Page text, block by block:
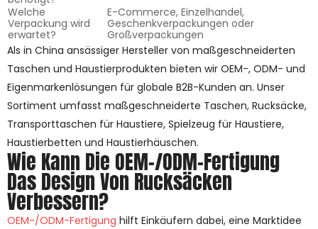
Welche
Verpackung wird
erwartet?
E-Commerce, Einzelhandel,
Geschenkverpackungen oder
Großverpackungen
Als in China ansässiger Hersteller von maßgeschneiderten
Taschen und Haustierprodukten bieten wir OEM-, ODM- und
Eigenmarkenlösungen für globale B2B-Kunden an. Unser
Sortiment umfasst maßgeschneiderte Taschen, Rucksäcke,
Transporttaschen für Haustiere, Spielzeug für Haustiere,
Haustierbetten und Haustierhäuschen.
Wie Kann Die OEM-/ODM-Fertigung
Das Design Von Rucksäcken
Verbessern?
OEM-/ODM-Fertigung hilft Einkäufern dabei, eine Marktidee